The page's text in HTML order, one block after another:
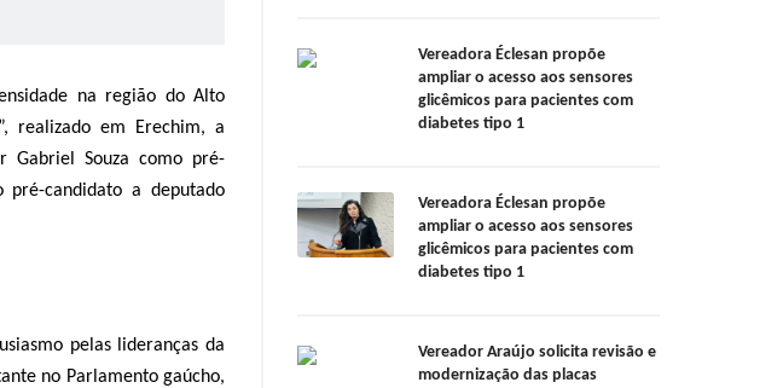
na região do Alto
realizado em Erechim, a
Gabriel Souza como pré-
candidato a deputado
pelas lideranças da
no Parlamento gaúcho,
Vereadora Éclesan propõe
ampliar o acesso aos sensores
glicêmicos para pacientes com
diabetes tipo 1
Vereadora Éclesan propõe
ampliar o acesso aos sensores
glicêmicos para pacientes com
diabetes tipo 1
Vereador Araújo solicita revisão e
modernização das placas